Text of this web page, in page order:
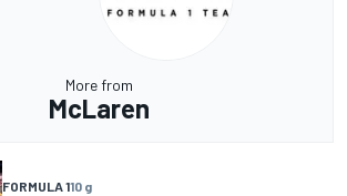
More from
McLaren
FORMULA 110 g